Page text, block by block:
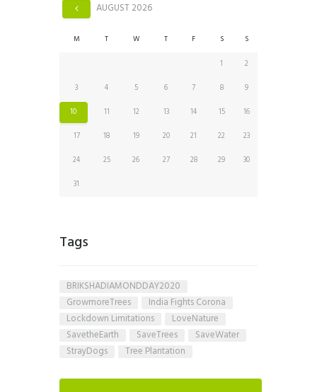
AUGUST2026
M T W T F S S
1
2
3
4 5 6 7 8
9
10
11 12 13 14 15
16
17
18 19 20 21 22
23
24
25 26 27 28 29
30
31
Tags
BRIKSHADIAMONDDAY2020
GrowmoreTrees
India Fights Corona
Lockdown Limitations
LoveNature
SavetheEarth
SaveTrees
SaveWater
StrayDogs
Tree Plantation